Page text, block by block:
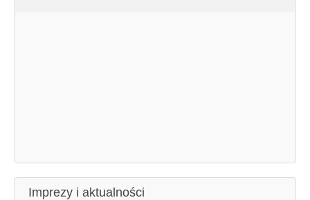
Imprezy i aktualności